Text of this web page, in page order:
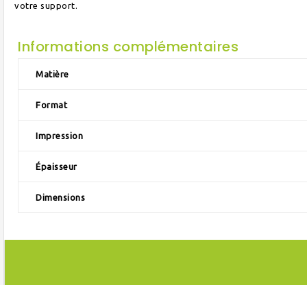
votre support.
Informations complémentaires
Matière
Format
Impression
Épaisseur
Dimensions